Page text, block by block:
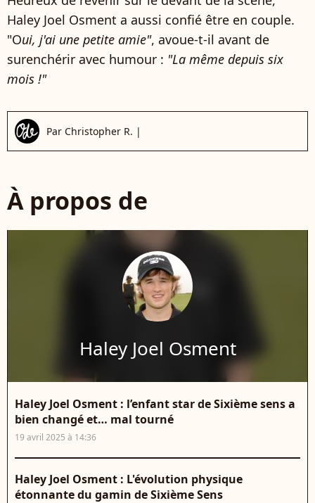
Haley Joel Osment a aussi confié être en couple.
"Oui, j'ai une petite amie", avoue-t-il avant de
surenchérir avec humour : "La même depuis six
mois !"
Par Christopher R. |
À propos de
Haley Joel Osment
Haley Joel Osment : l’enfant star de Sixième sens a
bien changé et… mal tourné
19 avril 2025 à 14:36
Haley Joel Osment : L'évolution physique
étonnante du gamin de Sixième Sens